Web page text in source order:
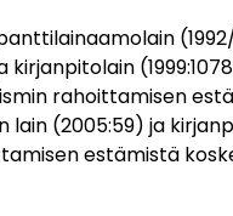
rahoittamisen
(2005:59) ja
estämistä